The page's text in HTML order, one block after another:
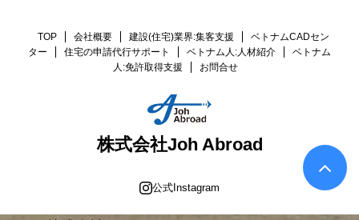
TOP 会社概要 建設(住宅)業界:集客支援
ベトナムCADセン
ター
住宅の申請代行サポート ベトナム人:人材紹介
ベトナム
人:免許取得支援
お問合せ
株式会社Joh Abroad
公式Instagram